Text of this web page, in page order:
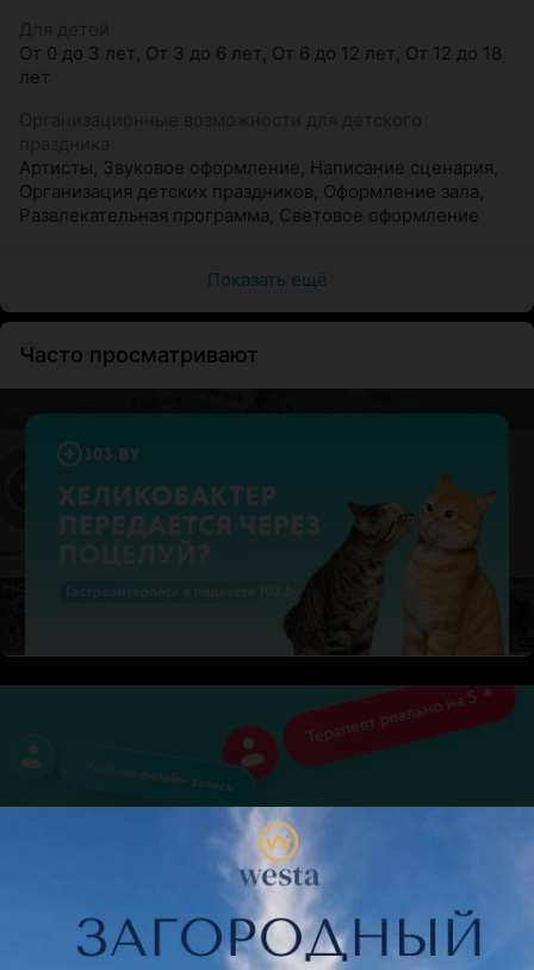
От 0 до 3 лет, От 3 до 6 лет, От 6 до 12 лет, От 12 до 18
лет
Артисты, Звуковое оформление, Написание сценария,
Организация детских праздников, Оформление зала,
Развлекательная программа, Световое оформление
Показать ещё
Часто просматривают